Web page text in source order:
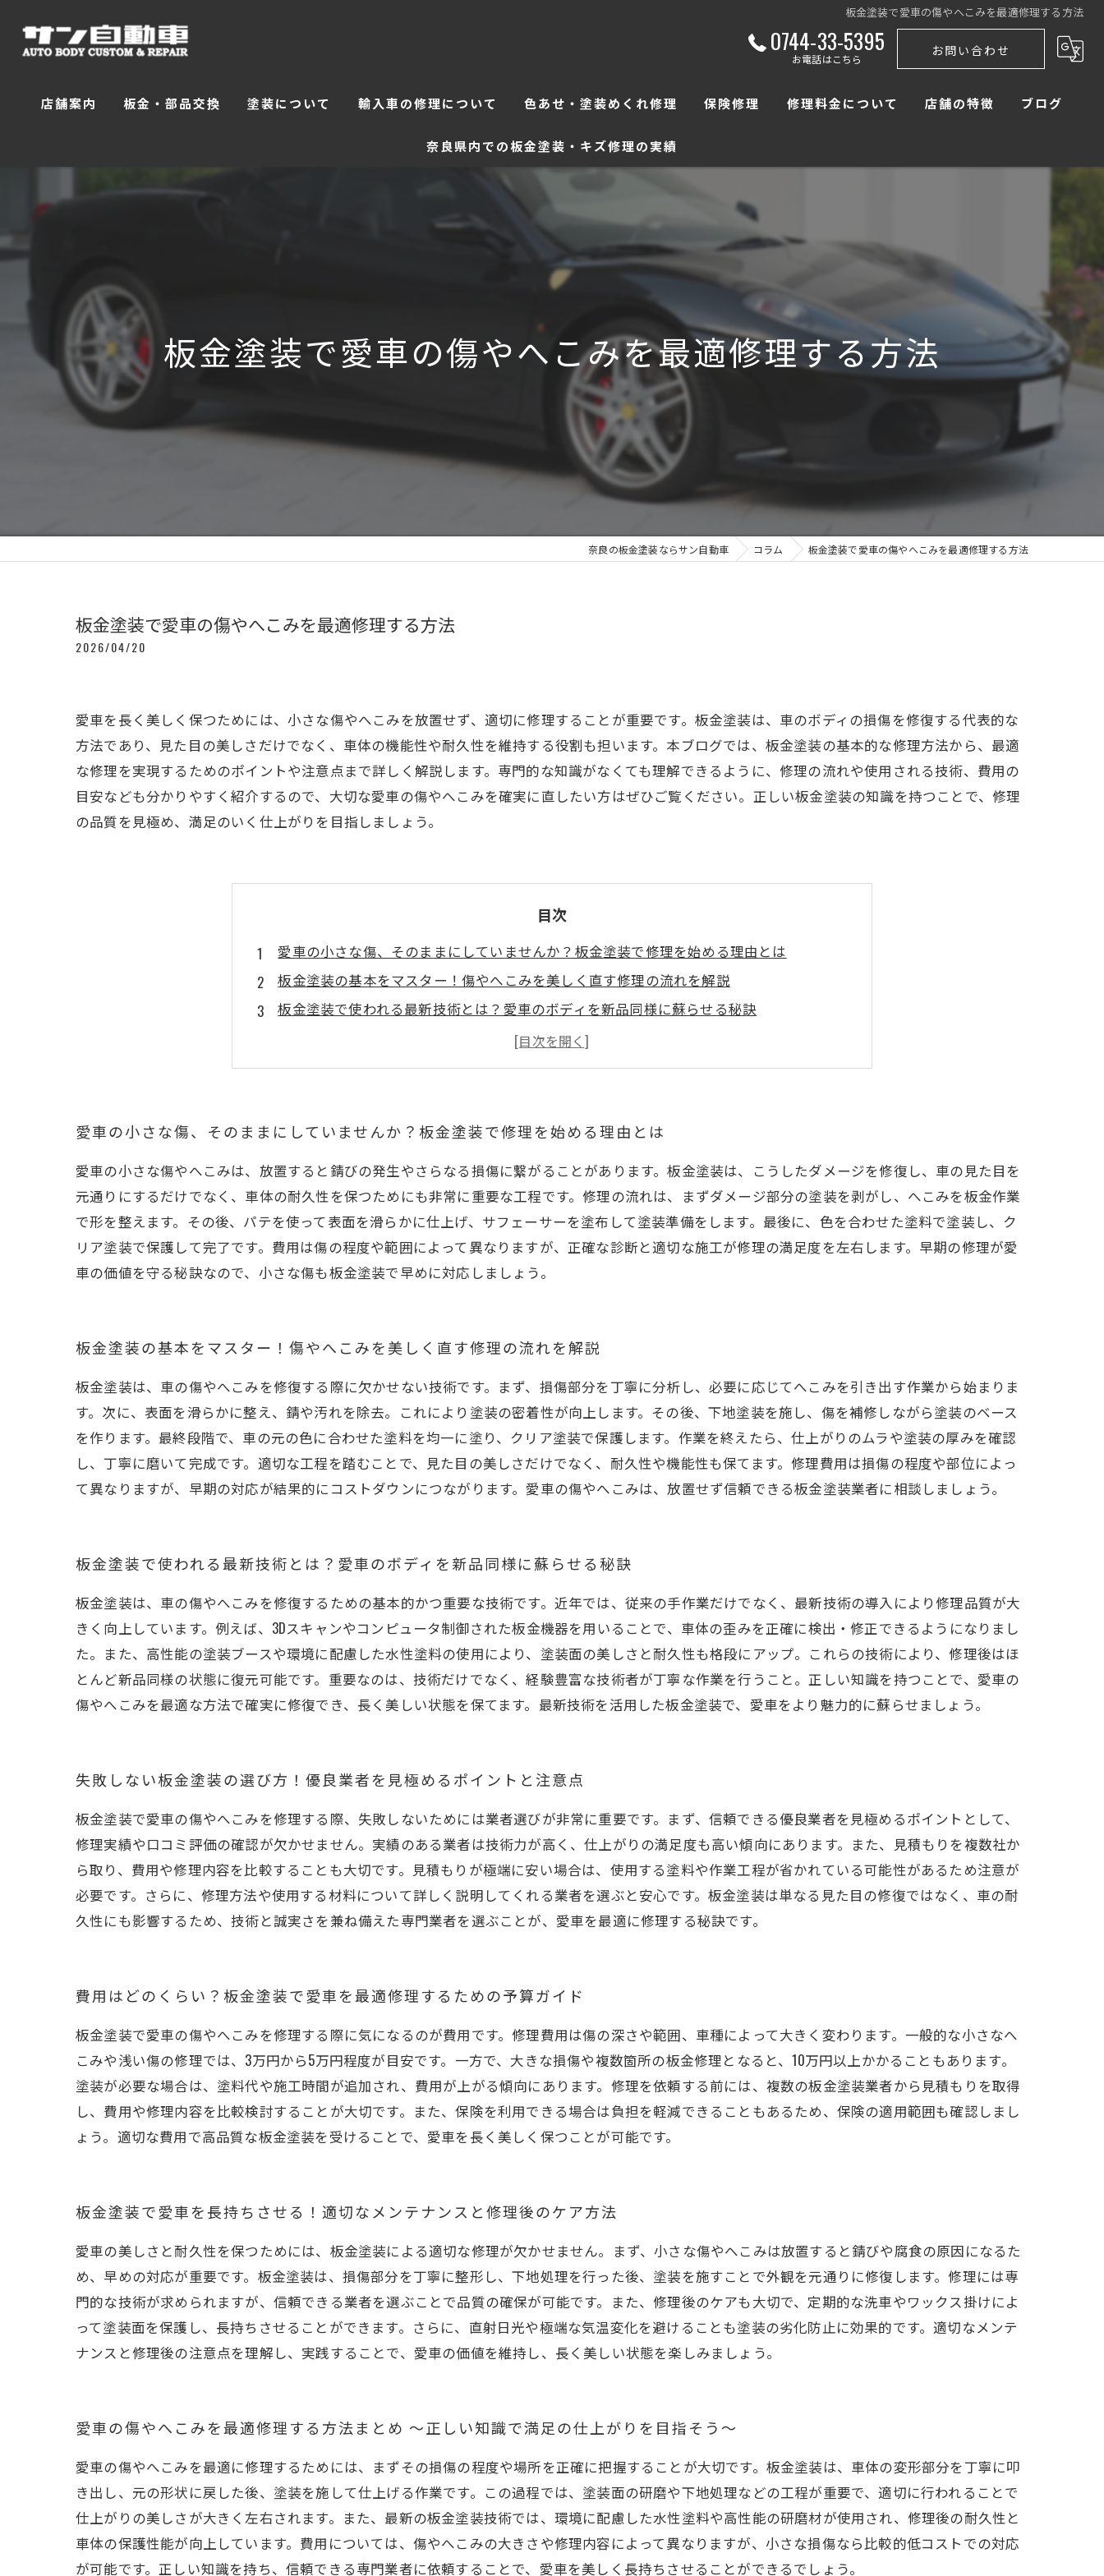
板金塗装で愛車の傷やへこみを最適修理する方法
0744-33-5395
お電話はこちら お問い合わせ
店舗案内
お客様の声
板金・部品交換 塗装について 輸入車の修理について 色あせ・塗装めくれ修理 保険修理 修理料金について 店舗の特徴
カスタム
ブログ
奈良県内での板金塗装・キズ修理の実績
板金塗装で愛車の傷やへこみを最適修理する方法
奈良の板金塗装ならサン自動車 コラム 板金塗装で愛車の傷やへこみを最適修理する方法
板金塗装で愛車の傷やへこみを最適修理する方法
2026/04/20
愛車を長く美しく保つためには、小さな傷やへこみを放置せず、適切に修理することが重要です。板金塗装は、車のボディの損傷を修復する代表的な
方法であり、見た目の美しさだけでなく、車体の機能性や耐久性を維持する役割も担います。本ブログでは、板金塗装の基本的な修理方法から、最適
な修理を実現するためのポイントや注意点まで詳しく解説します。専門的な知識がなくても理解できるように、修理の流れや使用される技術、費用の
目安なども分かりやすく紹介するので、大切な愛車の傷やへこみを確実に直したい方はぜひご覧ください。正しい板金塗装の知識を持つことで、修理
の品質を見極め、満足のいく仕上がりを目指しましょう。
目次
愛車の小さな傷、そのままにしていませんか？板金塗装で修理を始める理由とは
板金塗装の基本をマスター！傷やへこみを美しく直す修理の流れを解説
板金塗装で使われる最新技術とは？愛車のボディを新品同様に蘇らせる秘訣
失敗しない板金塗装の選び方！優良業者を見極めるポイントと注意点
費用はどのくらい？板金塗装で愛車を最適修理するための予算ガイド
愛車の傷やへこみを最適修理する方法まとめ ～正しい知識で満足の仕上がりを目指そう～
愛車の小さな傷、そのままにしていませんか？板金塗装で修理を始める理由とは
愛車の小さな傷やへこみは、放置すると錆びの発生やさらなる損傷に繋がることがあります。板金塗装は、こうしたダメージを修復し、車の見た目を
元通りにするだけでなく、車体の耐久性を保つためにも非常に重要な工程です。修理の流れは、まずダメージ部分の塗装を剥がし、へこみを板金作業
で形を整えます。その後、パテを使って表面を滑らかに仕上げ、サフェーサーを塗布して塗装準備をします。最後に、色を合わせた塗料で塗装し、ク
リア塗装で保護して完了です。費用は傷の程度や範囲によって異なりますが、正確な診断と適切な施工が修理の満足度を左右します。早期の修理が愛
車の価値を守る秘訣なので、小さな傷も板金塗装で早めに対応しましょう。
板金塗装の基本をマスター！傷やへこみを美しく直す修理の流れを解説
板金塗装は、車の傷やへこみを修復する際に欠かせない技術です。まず、損傷部分を丁寧に分析し、必要に応じてへこみを引き出す作業から始まりま
す。次に、表面を滑らかに整え、錆や汚れを除去。これにより塗装の密着性が向上します。その後、下地塗装を施し、傷を補修しながら塗装のベース
を作ります。最終段階で、車の元の色に合わせた塗料を均一に塗り、クリア塗装で保護します。作業を終えたら、仕上がりのムラや塗装の厚みを確認
し、丁寧に磨いて完成です。適切な工程を踏むことで、見た目の美しさだけでなく、耐久性や機能性も保てます。修理費用は損傷の程度や部位によっ
て異なりますが、早期の対応が結果的にコストダウンにつながります。愛車の傷やへこみは、放置せず信頼できる板金塗装業者に相談しましょう。
板金塗装で使われる最新技術とは？愛車のボディを新品同様に蘇らせる秘訣
板金塗装は、車の傷やへこみを修復するための基本的かつ重要な技術です。近年では、従来の手作業だけでなく、最新技術の導入により修理品質が大
きく向上しています。例えば、3Dスキャンやコンピュータ制御された板金機器を用いることで、車体の歪みを正確に検出・修正できるようになりまし
た。また、高性能の塗装ブースや環境に配慮した水性塗料の使用により、塗装面の美しさと耐久性も格段にアップ。これらの技術により、修理後はほ
とんど新品同様の状態に復元可能です。重要なのは、技術だけでなく、経験豊富な技術者が丁寧な作業を行うこと。正しい知識を持つことで、愛車の
傷やへこみを最適な方法で確実に修復でき、長く美しい状態を保てます。最新技術を活用した板金塗装で、愛車をより魅力的に蘇らせましょう。
失敗しない板金塗装の選び方！優良業者を見極めるポイントと注意点
板金塗装で愛車の傷やへこみを修理する際、失敗しないためには業者選びが非常に重要です。まず、信頼できる優良業者を見極めるポイントとして、
修理実績や口コミ評価の確認が欠かせません。実績のある業者は技術力が高く、仕上がりの満足度も高い傾向にあります。また、見積もりを複数社か
ら取り、費用や修理内容を比較することも大切です。見積もりが極端に安い場合は、使用する塗料や作業工程が省かれている可能性があるため注意が
必要です。さらに、修理方法や使用する材料について詳しく説明してくれる業者を選ぶと安心です。板金塗装は単なる見た目の修復ではなく、車の耐
久性にも影響するため、技術と誠実さを兼ね備えた専門業者を選ぶことが、愛車を最適に修理する秘訣です。
費用はどのくらい？板金塗装で愛車を最適修理するための予算ガイド
板金塗装で愛車の傷やへこみを修理する際に気になるのが費用です。修理費用は傷の深さや範囲、車種によって大きく変わります。一般的な小さなへ
こみや浅い傷の修理では、3万円から5万円程度が目安です。一方で、大きな損傷や複数箇所の板金修理となると、10万円以上かかることもあります。
塗装が必要な場合は、塗料代や施工時間が追加され、費用が上がる傾向にあります。修理を依頼する前には、複数の板金塗装業者から見積もりを取得
し、費用や修理内容を比較検討することが大切です。また、保険を利用できる場合は負担を軽減できることもあるため、保険の適用範囲も確認しまし
ょう。適切な費用で高品質な板金塗装を受けることで、愛車を長く美しく保つことが可能です。
板金塗装で愛車を長持ちさせる！適切なメンテナンスと修理後のケア方法
愛車の美しさと耐久性を保つためには、板金塗装による適切な修理が欠かせません。まず、小さな傷やへこみは放置すると錆びや腐食の原因になるた
め、早めの対応が重要です。板金塗装は、損傷部分を丁寧に整形し、下地処理を行った後、塗装を施すことで外観を元通りに修復します。修理には専
門的な技術が求められますが、信頼できる業者を選ぶことで品質の確保が可能です。また、修理後のケアも大切で、定期的な洗車やワックス掛けによ
って塗装面を保護し、長持ちさせることができます。さらに、直射日光や極端な気温変化を避けることも塗装の劣化防止に効果的です。適切なメンテ
ナンスと修理後の注意点を理解し、実践することで、愛車の価値を維持し、長く美しい状態を楽しみましょう。
愛車の傷やへこみを最適修理する方法まとめ ～正しい知識で満足の仕上がりを目指そう～
愛車の傷やへこみを最適に修理するためには、まずその損傷の程度や場所を正確に把握することが大切です。板金塗装は、車体の変形部分を丁寧に叩
き出し、元の形状に戻した後、塗装を施して仕上げる作業です。この過程では、塗装面の研磨や下地処理などの工程が重要で、適切に行われることで
仕上がりの美しさが大きく左右されます。また、最新の板金塗装技術では、環境に配慮した水性塗料や高性能の研磨材が使用され、修理後の耐久性と
車体の保護性能が向上しています。費用については、傷やへこみの大きさや修理内容によって異なりますが、小さな損傷なら比較的低コストでの対応
が可能です。正しい知識を持ち、信頼できる専門業者に依頼することで、愛車を美しく長持ちさせることができるでしょう。